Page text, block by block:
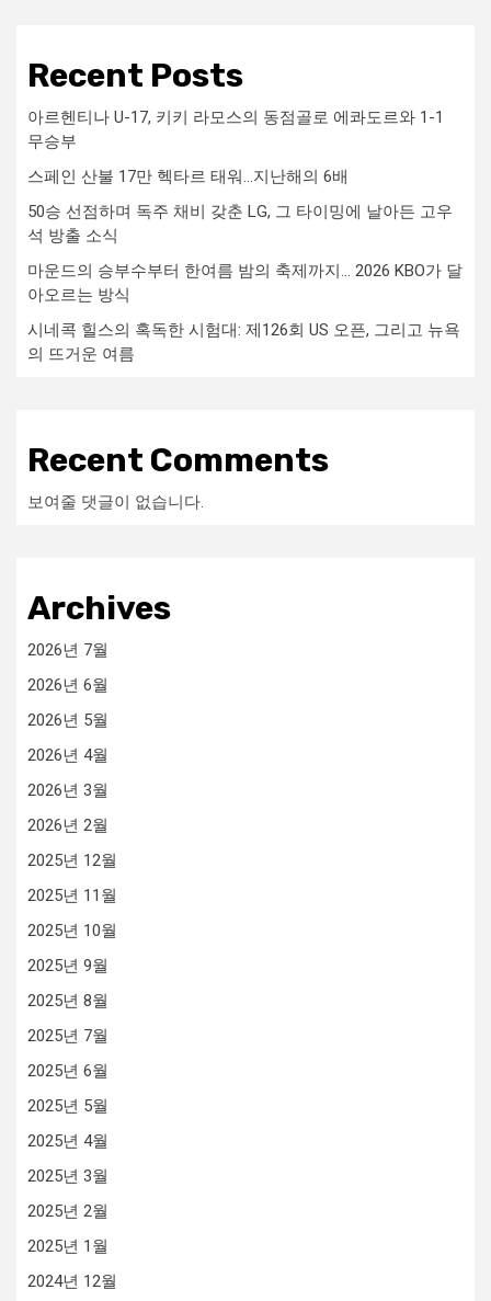
Recent Posts
아르헨티나 U-17, 키키 라모스의 동점골로 에콰도르와 1-1
무승부
스페인 산불 17만 헥타르 태워…지난해의 6배
50승 선점하며 독주 채비 갖춘 LG, 그 타이밍에 날아든 고우
석 방출 소식
마운드의 승부수부터 한여름 밤의 축제까지… 2026 KBO가 달
아오르는 방식
시네콕 힐스의 혹독한 시험대: 제126회 US 오픈, 그리고 뉴욕
의 뜨거운 여름
Recent Comments
보여줄 댓글이 없습니다.
Archives
2026년 7월
2026년 6월
2026년 5월
2026년 4월
2026년 3월
2026년 2월
2025년 12월
2025년 11월
2025년 10월
2025년 9월
2025년 8월
2025년 7월
2025년 6월
2025년 5월
2025년 4월
2025년 3월
2025년 2월
2025년 1월
2024년 12월